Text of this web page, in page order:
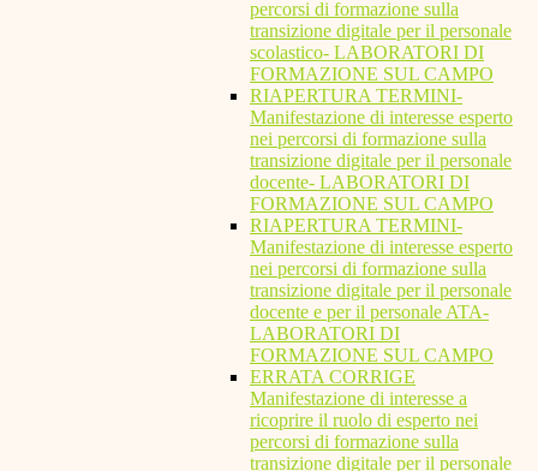
percorsi di formazione sulla
transizione digitale per il personale
scolastico- LABORATORI DI
FORMAZIONE SUL CAMPO
RIAPERTURA TERMINI-
Manifestazione di interesse esperto
nei percorsi di formazione sulla
transizione digitale per il personale
docente- LABORATORI DI
FORMAZIONE SUL CAMPO
RIAPERTURA TERMINI-
Manifestazione di interesse esperto
nei percorsi di formazione sulla
transizione digitale per il personale
docente e per il personale ATA-
LABORATORI DI
FORMAZIONE SUL CAMPO
ERRATA CORRIGE
Manifestazione di interesse a
ricoprire il ruolo di esperto nei
percorsi di formazione sulla
transizione digitale per il personale